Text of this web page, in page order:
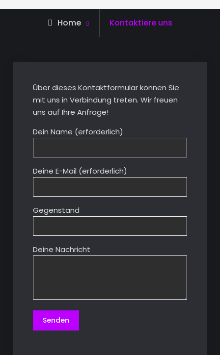
Home Kontaktiere uns
Über dieses Kontaktformular können Sie
mit uns in Verbindung treten. Wir freuen
uns auf Ihre Anfrage!
Dein Name (erforderlich)
Deine E-Mail (erforderlich)
Gegenstand
Deine Nachricht